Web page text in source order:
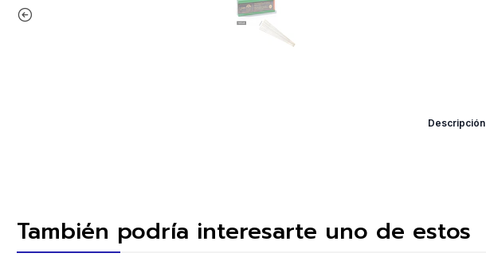
Descripción
También podría interesarte uno de estos